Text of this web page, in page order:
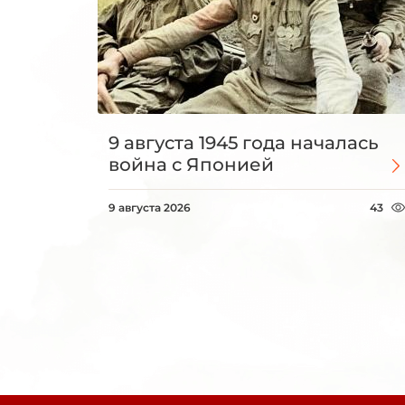
9 августа 1945 года началась
война с Японией
9 августа 2026 43